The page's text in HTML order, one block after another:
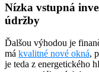
Nízka vstupná
údržby
Ďalšou výhodou je
má kvalitné nové okná,
je teda z energetického